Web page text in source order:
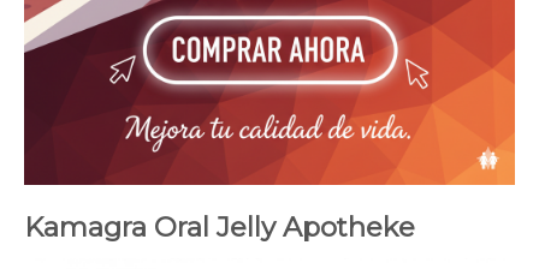
Kamagra Oral Jelly Apotheke